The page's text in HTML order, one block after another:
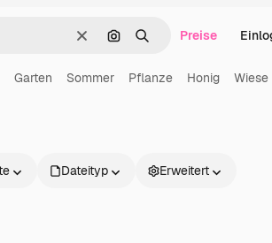
LöschenNach Bild suchen
SuchenPreise
Garten Sommer Pflanze Honig Wiese
Dateityp Erweitert